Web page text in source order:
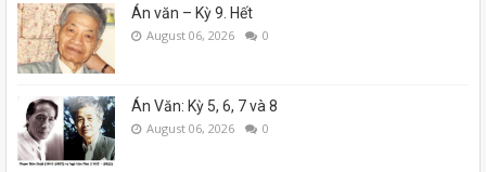
Án văn – Kỳ 9. Hết
August 06, 2026 0
Án Văn: Kỳ 5, 6, 7 và 8
August 06, 2026 0